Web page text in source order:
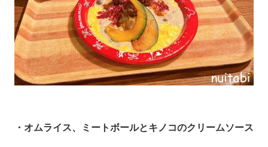
・オムライス、ミートボールとキノコのクリームソース